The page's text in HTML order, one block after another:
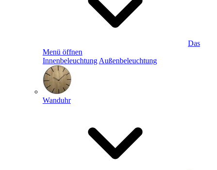
Das
Menü öffnen
Innenbeleuchtung Außenbeleuchtung
Wanduhr